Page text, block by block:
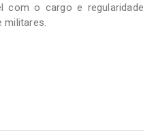
com o cargo e regularidade